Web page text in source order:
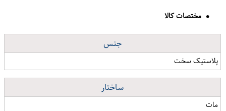
مختصات کالا
جنس
پلاستیک سخت
ساختار
مات